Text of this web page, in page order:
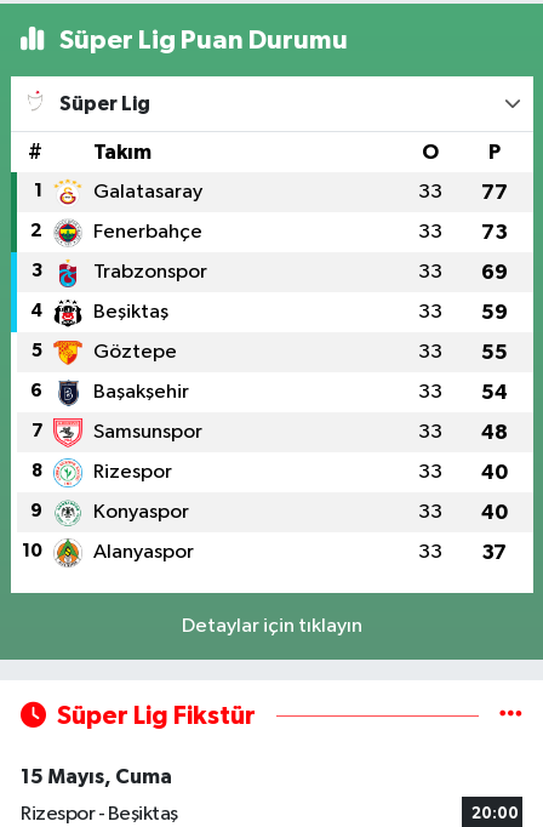
Süper Lig Puan Durumu
Süper Lig
# Takım O P
1 Galatasaray 33 77
2 Fenerbahçe 33 73
3 Trabzonspor 33 69
4 Beşiktaş 33 59
5 Göztepe 33 55
6 Başakşehir 33 54
7 Samsunspor 33 48
8 Rizespor 33 40
9 Konyaspor 33 40
10 Alanyaspor 33 37
Detaylar için tıklayın
Süper Lig Fikstür
15 Mayıs, Cuma
Rizespor - Beşiktaş
20:00